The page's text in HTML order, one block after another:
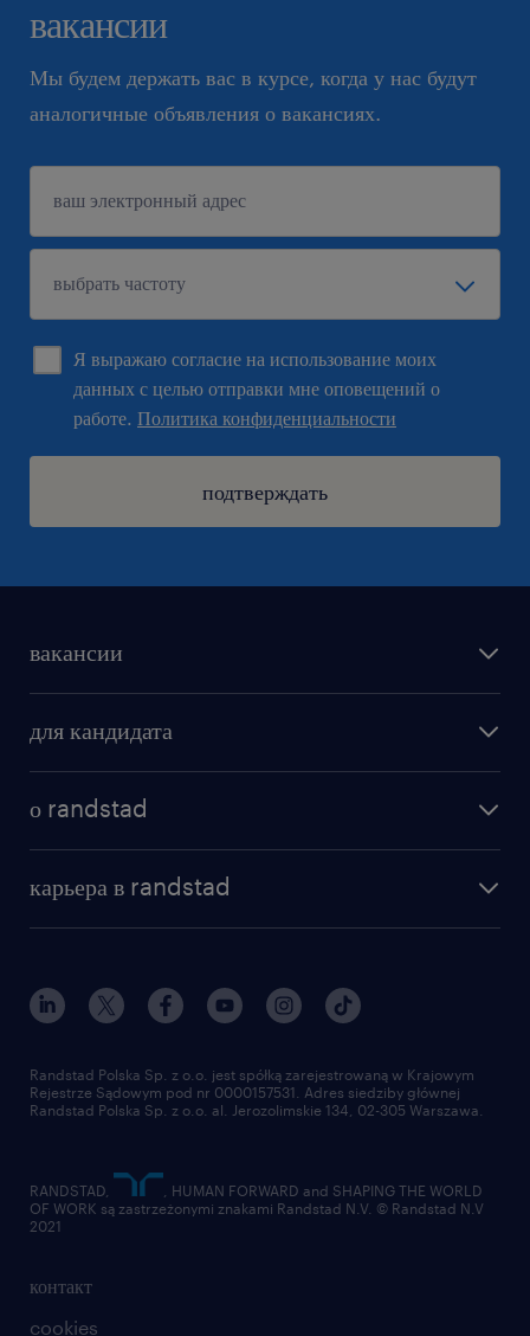
вакансии
Мы будем держать вас в курсе, когда у нас будут
аналогичные объявления о вакансиях.
Я выражаю согласие на использование моих
данных с целью отправки мне оповещений о
работе. Политика конфиденциальности
подтверждать
вакансии
бонусы для работников
для кандидата
о randstad
институт исследований randstad
для медиа
для поставщиков
карьера в randstad
наш мир
работа в randstad
отправить резюме
контакт
cookies
Randstad Polska Sp. z o.o. jest spółką zarejestrowaną w Krajowym
Rejestrze Sądowym pod nr 0000157531. Adres siedziby głównej
Randstad Polska Sp. z o.o. al. Jerozolimskie 134, 02-305 Warszawa.
RANDSTAD,
, HUMAN FORWARD and SHAPING THE WORLD
OF WORK są zastrzeżonymi znakami Randstad N.V. © Randstad N.V
2021